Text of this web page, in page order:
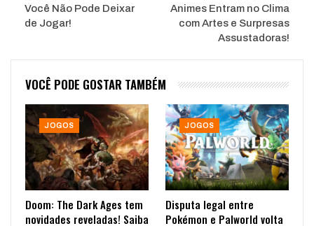
Você Não Pode Deixar
de Jogar!
Animes Entram no Clima
com Artes e Surpresas
Assustadoras!
VOCÊ PODE GOSTAR TAMBÉM
JOGOS
Doom: The Dark Ages tem
novidades reveladas! Saiba
JOGOS
Disputa legal entre
Pokémon e Palworld volta